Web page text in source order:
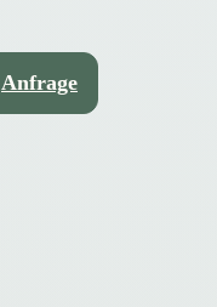
Anfrage